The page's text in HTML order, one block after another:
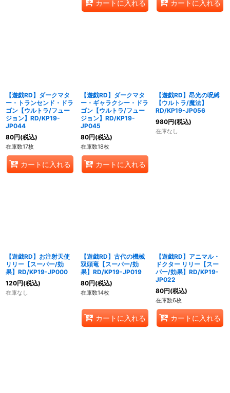
カートに入れる カートに入れる
【遊戯RD】ダークマタ
ー・トランセンド・ドラ
ゴン【ウルトラ/フュー
ジョン】RD/KP19-
JP044
80円(税込)
在庫数17枚
カートに入れる
【遊戯RD】ダークマタ
ー・ギャラクシー・ドラ
ゴン【ウルトラ/フュー
ジョン】RD/KP19-
JP045
80円(税込)
在庫数18枚
カートに入れる
【遊戯RD】昂光の呪縛
【ウルトラ/魔法】
RD/KP19-JP056
980円(税込)
在庫なし
【遊戯RD】お注射天使
リリー【スーパー/効
果】RD/KP19-JP000
120円(税込)
在庫なし
【遊戯RD】古代の機械
双頭竜【スーパー/効
果】RD/KP19-JP019
80円(税込)
在庫数14枚
カートに入れる
【遊戯RD】アニマル・
ドクター リリー【スー
パー/効果】RD/KP19-
JP022
80円(税込)
在庫数6枚
カートに入れる